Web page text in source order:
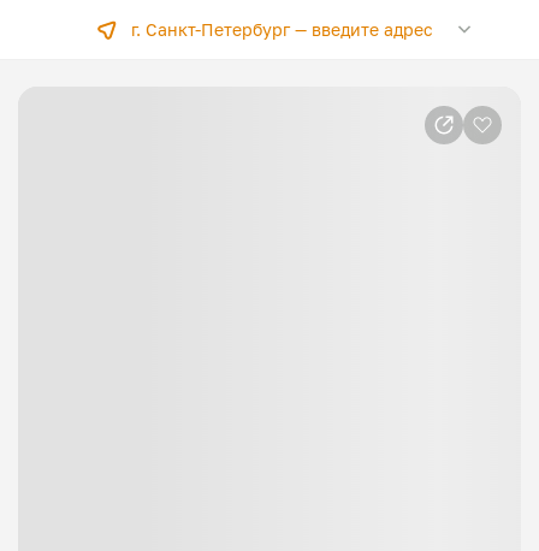
г. Санкт-Петербург —введите адрес